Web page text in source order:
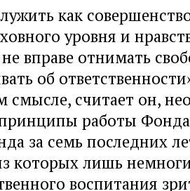
как
уровня и
вправе отнимать
об
смысле, считает он,
работы
за семь последних
которых лишь
воспитания